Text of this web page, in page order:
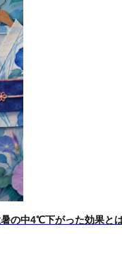
の中4℃下がった効果と